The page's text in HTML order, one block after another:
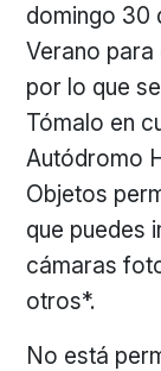
domingo 30
Verano
por lo que
Tómalo en
Autódromo
Objetos
que puedes
cámaras
otros*.
No está